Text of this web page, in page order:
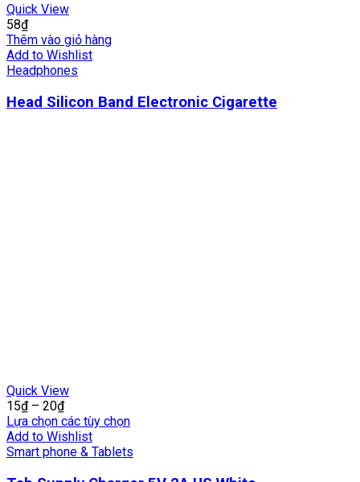
Quick View
58₫
Thêm vào giỏ hàng
Add to Wishlist
Headphones
Head Silicon Band Electronic Cigarette
Quick View
15₫– 20₫
Lựa chọn các tùy chọn
Add to Wishlist
Smart phone & Tablets